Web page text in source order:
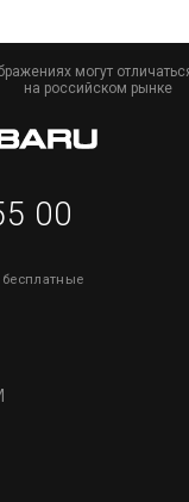
могут
на российском рынке
00